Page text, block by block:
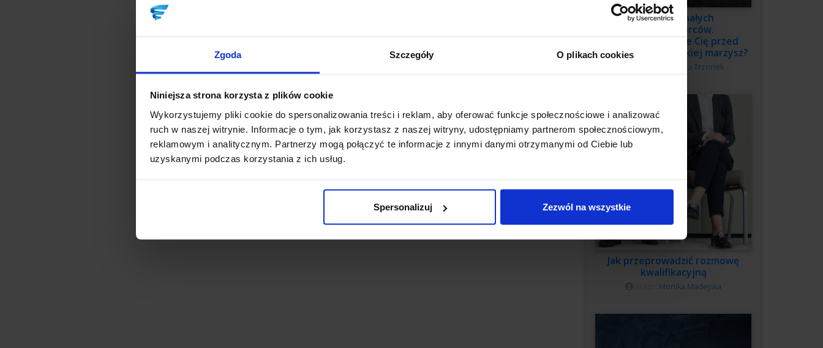
Zgoda Szczegóły O plikach cookies
Niniejsza strona korzysta z plików cookie
Wykorzystujemy pliki cookie do spersonalizowania treści i reklam, aby oferować funkcje społecznościowe i analizować
ruch w naszej witrynie. Informacje o tym, jak korzystasz z naszej witryny, udostępniamy partnerom społecznościowym,
reklamowym i analitycznym. Partnerzy mogą połączyć te informacje z innymi danymi otrzymanymi od Ciebie lub
uzyskanymi podczas korzystania z ich usług.
Spersonalizuj Zezwól na wszystkie
3 grzechy małych
przedsiębiorców.
Co powstrzymuje Cię przed
budową firmy, o jakiej marzysz?
Katarzyna Trzonek
Jak przeprowadzić rozmowę
kwalifikacyjną
Monika Madejska